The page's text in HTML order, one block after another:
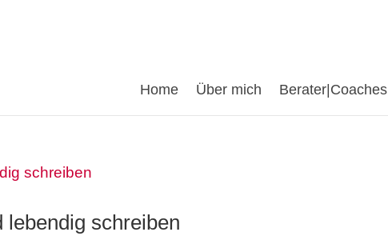
Home Über mich Berater|Coaches
lebendig schreiben